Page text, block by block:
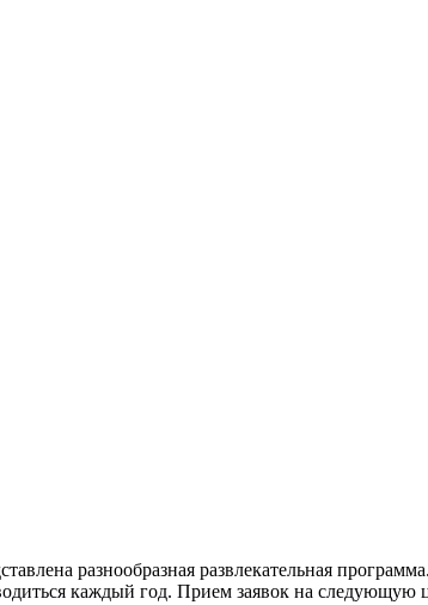
разнообразная развлекательная
каждый год. Прием заявок на следующую